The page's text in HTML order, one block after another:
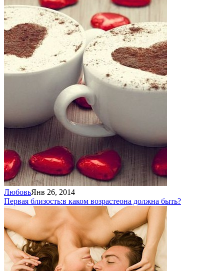
ЛюбовьЯнв 26, 2014
Первая близость:в каком возрастеона должна быть?